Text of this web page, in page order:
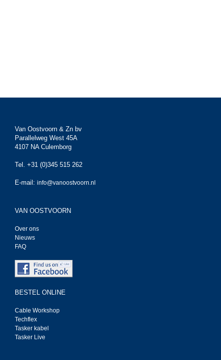
Van Oostvoorn & Zn bv
Parallelweg West 45A
4107 NA Culemborg
Tel. +31 (0)345 515 262
E-mail: info@vanoostvoorn.nl
VAN OOSTVOORN
Over ons
Nieuws
FAQ
BESTEL ONLINE
Cable Workshop
Techflex
Tasker kabel
Tasker Live